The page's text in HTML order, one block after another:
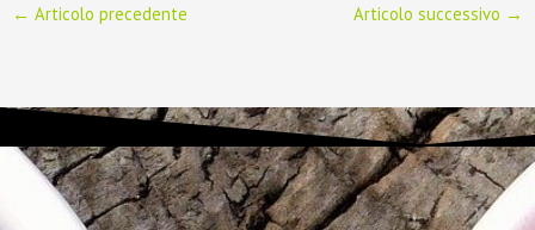
← Articolo precedente Articolo successivo →